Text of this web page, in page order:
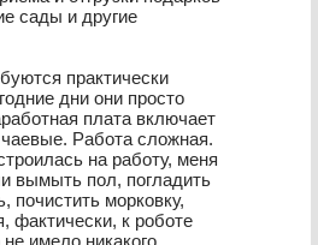
сады и другие
практически
дни они просто
плата включает
Работа сложная.
на работу, меня
вымыть пол, погладить
почистить морковку,
фактически, к роботе
имело никакого